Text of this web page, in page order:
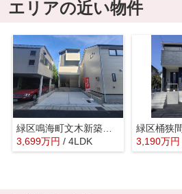
エリアの近い物件
緑区鳴海町文木新築戸建
3,699万円 / 4LDK
3,190万円